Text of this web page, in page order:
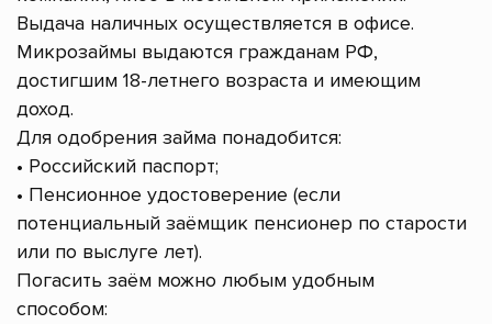
Выдача наличных осуществляется в офисе.
Микрозаймы выдаются гражданам РФ,
достигшим 18-летнего возраста и имеющим
доход.
Для одобрения займа понадобится:
• Российский паспорт;
• Пенсионное удостоверение (если
потенциальный заёмщик пенсионер по старости
или по выслуге лет).
Погасить заём можно любым удобным
способом: